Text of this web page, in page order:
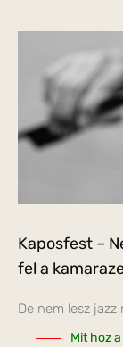
Kaposfest –
fel a
De nem lesz jazz
Mit hoz